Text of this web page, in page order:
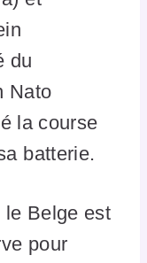
du
Nato
la course
batterie.
le Belge est
pour